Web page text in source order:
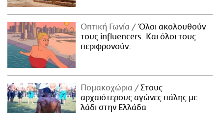
Οπτική Γωνία
Όλοι ακολουθούν
τους influencers. Και όλοι τους
περιφρονούν.
Πομακοχώρια
Στους
αρχαιότερους αγώνες πάλης με
λάδι στην Ελλάδα